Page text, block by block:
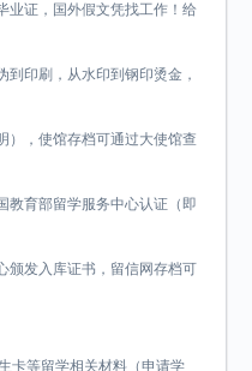
业证，国外假文凭找工作！给
印刷，从水印到钢印烫金，
，使馆存档可通过大使馆查
育部留学服务中心认证（即
颁发入库证书，留信网存档可
卡等留学相关材料（申请学